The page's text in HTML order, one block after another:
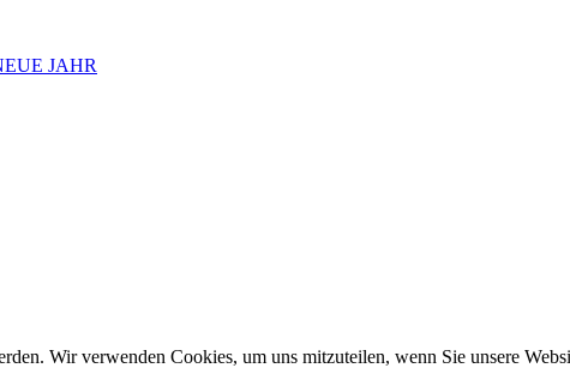
JAHR
Wir verwenden Cookies, um uns mitzuteilen, wenn Sie unsere